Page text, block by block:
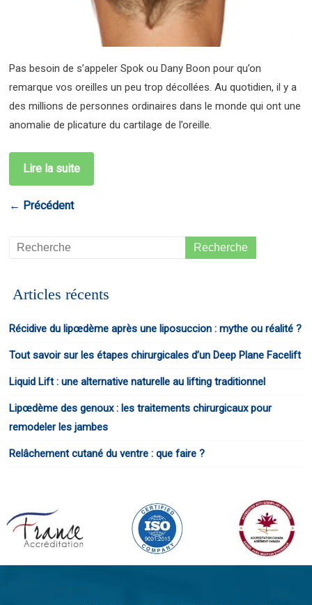
Pas besoin de s’appeler Spok ou Dany Boon pour qu’on
remarque vos oreilles un peu trop décollées. Au quotidien, il y a
des millions de personnes ordinaires dans le monde qui ont une
anomalie de plicature du cartilage de l’oreille.
Lire la suite
← Précédent
Articles récents
Récidive du lipœdème après une liposuccion : mythe ou réalité ?
Tout savoir sur les étapes chirurgicales d’un Deep Plane Facelift
Liquid Lift : une alternative naturelle au lifting traditionnel
Lipœdème des genoux : les traitements chirurgicaux pour
remodeler les jambes
Relâchement cutané du ventre : que faire ?